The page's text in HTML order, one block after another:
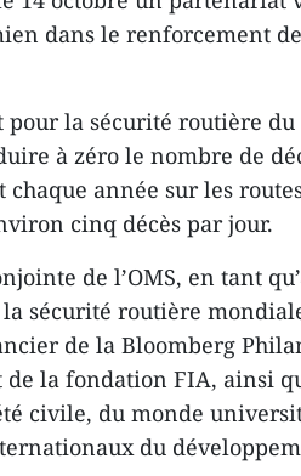
dans le renforcement
la sécurité routière du
à zéro le nombre de
année sur les
cinq décès par jour.
de l’OMS, en tant
sécurité routière
de la Bloomberg
la fondation FIA, ainsi
civile, du monde
du